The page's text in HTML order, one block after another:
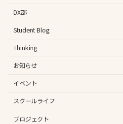
DX部
Student Blog
Thinking
お知らせ
イベント
スクールライフ
プロジェクト